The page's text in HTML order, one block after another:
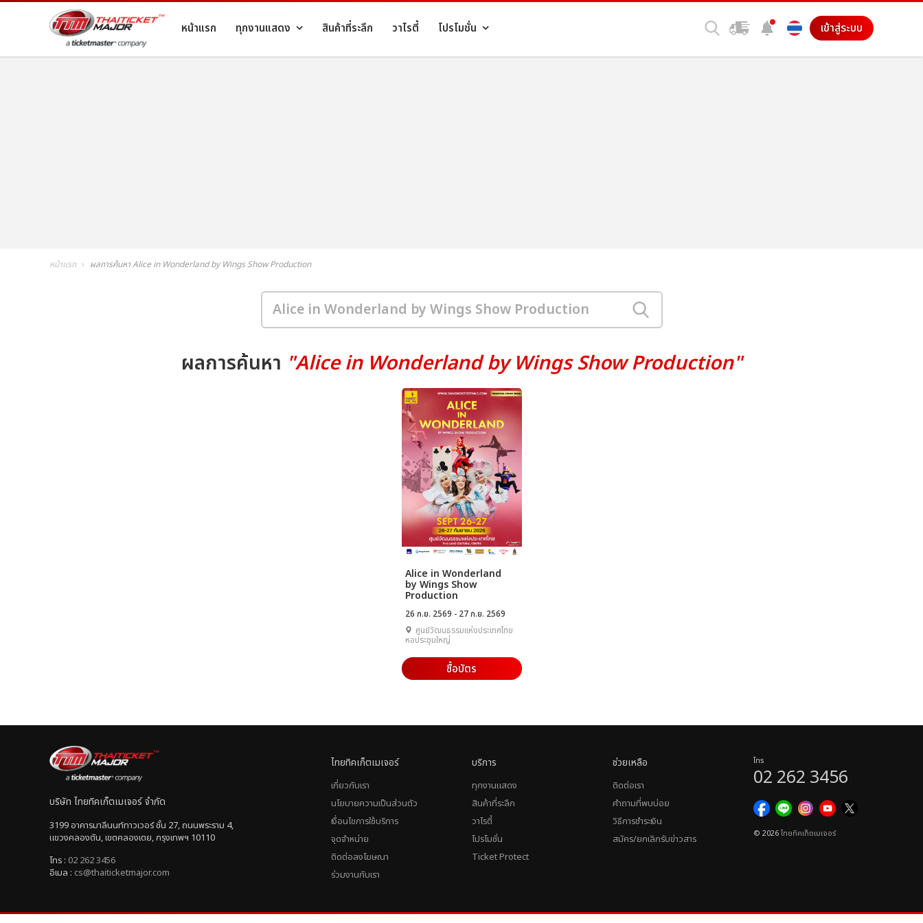
หน้าแรก ทุกงานแสดง สินค้าที่ระลึก วาไรตี้ โปรโมชั่น เข้าสู่ระบบ
หน้าแรก ผลการค้นหา Alice in Wonderland by Wings Show Production
ผลการค้นหา "Alice in Wonderland by Wings Show Production"
Alice in Wonderland
by Wings Show
Production
26 ก.ย. 2569 - 27 ก.ย. 2569
ศูนย์วัฒนธรรมแห่งประเทศไทย
หอประชุมใหญ่
ซื้อบัตร
บริษัท ไทยทิคเก็ตเมเจอร์ จำกัด
3199 อาคารมาลีนนท์ทาวเวอร์ ชั้น 27, ถนนพระราม 4,
แขวงคลองตัน, เขตคลองเตย, กรุงเทพฯ 10110
โทร : 02 262 3456
อีเมล : cs@thaiticketmajor.com
ไทยทิคเก็ตเมเจอร์
เกี่ยวกับเรา
นโยบายความเป็นส่วนตัว
เงื่อนไขการใช้บริการ
จุดจำหน่าย
ติดต่อลงโฆษณา
ร่วมงานกับเรา
บริการ
ทุกงานแสดง
สินค้าที่ระลึก
วาไรตี้
โปรโมชั่น
Ticket Protect
ช่วยเหลือ
ติดต่อเรา
คำถามที่พบบ่อย
วิธีการชำระเงิน
สมัคร/ยกเลิกรับข่าวสาร
โทร
02 262 3456
© 2026ไทยทิคเก็ตเมเจอร์